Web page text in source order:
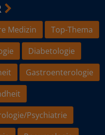
Medizin
Top-Thema
Diabetologie
Gastroenterologie
Psychiatrie